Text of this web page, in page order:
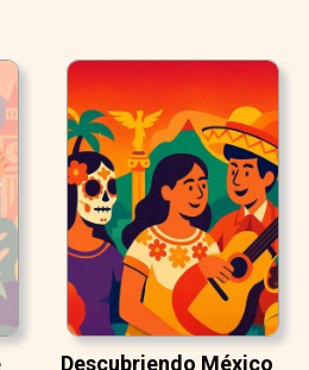
Descubriendo México